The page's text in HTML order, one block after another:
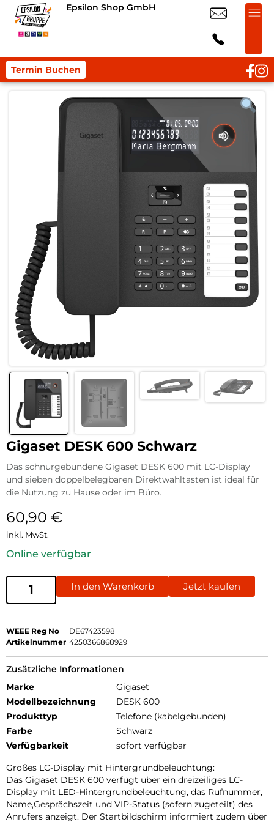
Epsilon Shop GmbH
Termin Buchen
Gigaset DESK 600 Schwarz
Das schnurgebundene Gigaset DESK 600 mit LC-Display
und sieben doppelbelegbaren Direktwahltasten ist ideal für
die Nutzung zu Hause oder im Büro.
60,90 €
inkl. MwSt.
Online verfügbar
In den Warenkorb Jetzt kaufen
WEEE Reg No
DE67423598
Artikelnummer 4250366868929
Zusätzliche Informationen
Marke
Gigaset
Modellbezeichnung
DESK 600
Produkttyp
Telefone (kabelgebunden)
Farbe
Schwarz
Verfügbarkeit
sofort verfügbar
Großes LC-Display mit Hintergrundbeleuchtung:
Das Gigaset DESK 600 verfügt über ein dreizeiliges LC-
Display mit LED-Hintergrundbeleuchtung, das Rufnummer,
Name,Gesprächszeit und VIP-Status (sofern zugeteilt) des
Anrufers anzeigt. Der Startbildschirm informiert zudem über